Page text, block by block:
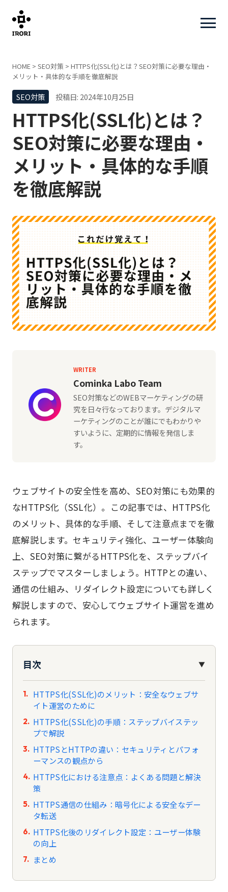
HOME > SEO対策 > HTTPS化(SSL化)とは？SEO対策に必要な理由・
メリット・具体的な手順を徹底解説
SEO対策 投稿日: 2024年10月25日
HTTPS化(SSL化)とは？
SEO対策に必要な理由・
メリット・具体的な手順
を徹底解説
WRITER
Cominka Labo Team
SEO対策などのWEBマーケティングの研
究を日々行なっております。デジタルマ
ーケティングのことが誰にでもわかりや
すいように、定期的に情報を発信しま
す。
ウェブサイトの安全性を高め、SEO対策にも効果的
なHTTPS化（SSL化）。この記事では、HTTPS化
のメリット、具体的な手順、そして注意点までを徹
底解説します。セキュリティ強化、ユーザー体験向
上、SEO対策に繋がるHTTPS化を、ステップバイ
ステップでマスターしましょう。HTTPとの違い、
通信の仕組み、リダイレクト設定についても詳しく
解説しますので、安心してウェブサイト運営を進め
られます。
目次 ▼
HTTPS化(SSL化)のメリット：安全なウェブサ
イト運営のために
HTTPS化(SSL化)の手順：ステップバイステッ
プで解説
HTTPSとHTTPの違い：セキュリティとパフォ
ーマンスの観点から
HTTPS化における注意点：よくある問題と解決
策
HTTPS通信の仕組み：暗号化による安全なデー
タ転送
HTTPS化後のリダイレクト設定：ユーザー体験
の向上
まとめ